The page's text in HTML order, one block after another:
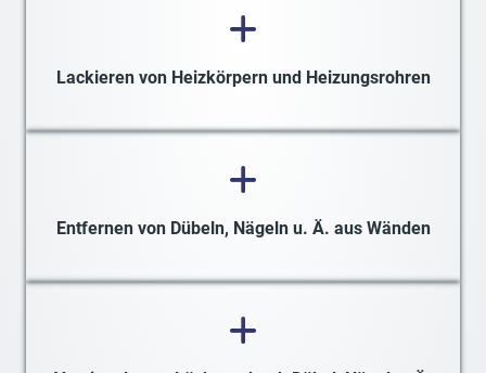
Lackieren von Heizkörpern und Heizungsrohren
Entfernen von Dübeln, Nägeln u. Ä. aus Wänden